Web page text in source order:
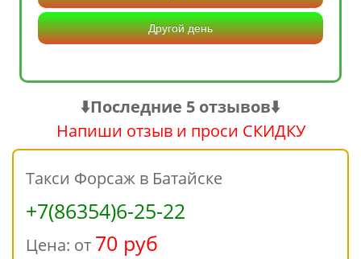
Другой день
⬇️Последние 5 отзывов⬇️
Напиши отзыв и проси СКИДКУ
Такси Форсаж в Батайске
+7(86354)6-25-22
Цена: от 70 руб